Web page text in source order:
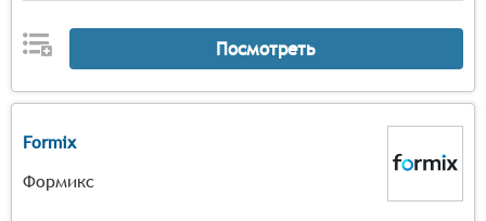
Посмотреть
Formix
Формикс